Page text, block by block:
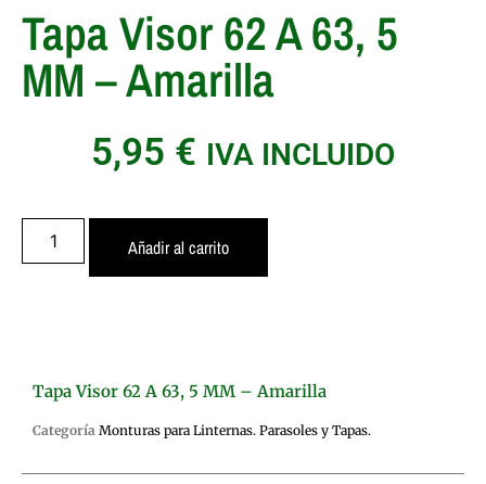
Tapa Visor 62 A 63, 5
MM – Amarilla
5,95 € IVA INCLUIDO
Añadir al carrito
Tapa Visor 62 A 63, 5 MM – Amarilla
Categoría Monturas para Linternas. Parasoles y Tapas.